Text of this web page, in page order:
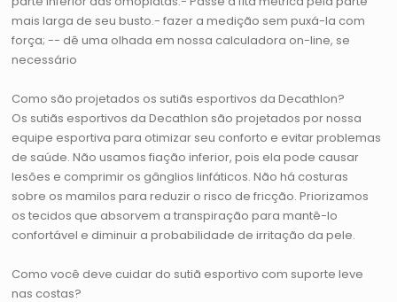
mais larga de seu busto.- fazer a medição sem puxá-la com
força; -- dê uma olhada em nossa calculadora on-line, se
necessário
Como são projetados os sutiãs esportivos da Decathlon?
Os sutiãs esportivos da Decathlon são projetados por nossa
equipe esportiva para otimizar seu conforto e evitar problemas
de saúde. Não usamos fiação inferior, pois ela pode causar
lesões e comprimir os gânglios linfáticos. Não há costuras
sobre os mamilos para reduzir o risco de fricção. Priorizamos
os tecidos que absorvem a transpiração para mantê-lo
confortável e diminuir a probabilidade de irritação da pele.
Como você deve cuidar do sutiã esportivo com suporte leve
nas costas?